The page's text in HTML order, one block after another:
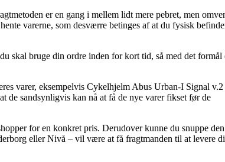
er en gang i mellem lidt mere pebret, men
varerne, som desværre betinges af at du fysisk
skal bruge din ordre inden for kort tid, så med det formål
varer, eksempelvis Cykelhjelm Abus Urban-I Signal
de sandsynligvis kan nå at få de nye varer fikset før de
for en konkret pris. Derudover kunne du snuppe den
eller Nivå – vil være at få fragtmanden til at levere